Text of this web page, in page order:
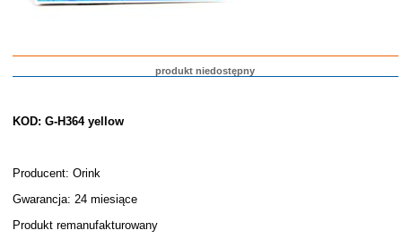
produkt niedostępny
KOD: G-H364 yellow
Producent: Orink
Gwarancja: 24 miesiące
Produkt remanufakturowany